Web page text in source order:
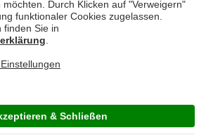
Alle angegebenen Preise in Euro und inklusive der
Irrtümer durch Schreib-, Programmier- und
Newsletter
Rücksendung
NORMA24 Online-Shop GmbH & Co. KG